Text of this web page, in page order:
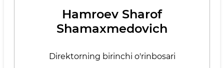
Hamroev Sharof
Shamaxmedovich
Direktorning birinchi o'rinbosari